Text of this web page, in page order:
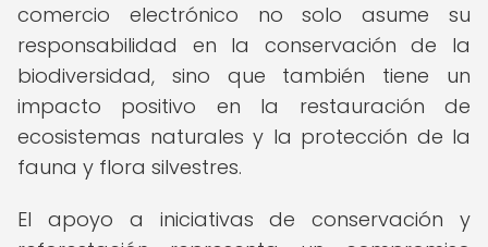
comercio electrónico no solo asume su
responsabilidad en la conservación de la
biodiversidad, sino que también tiene un
impacto positivo en la restauración de
ecosistemas naturales y la protección de la
fauna y flora silvestres.
El apoyo a iniciativas de conservación y